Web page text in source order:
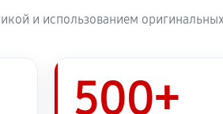
2570 руб
2430 руб
и использованием
500+